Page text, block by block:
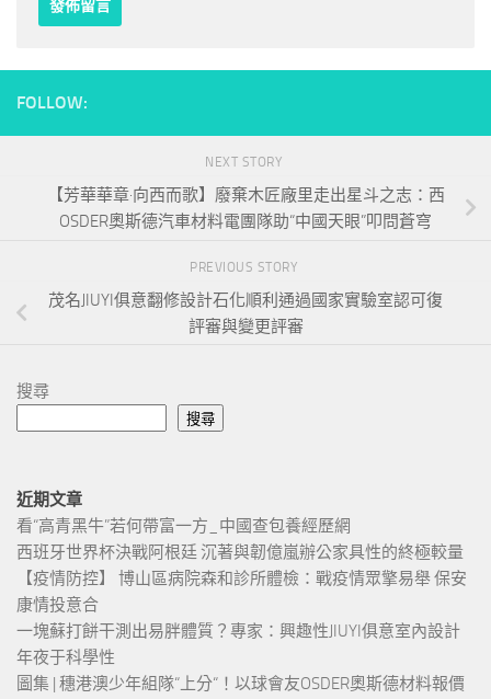
FOLLOW:
NEXT STORY
【芳華華章·向西而歌】廢棄木匠廠里走出星斗之志：西
OSDER奧斯德汽車材料電團隊助“中國天眼”叩問蒼穹
PREVIOUS STORY
茂名JIUYI俱意翻修設計石化順利通過國家實驗室認可復
評審與變更評審
搜尋
搜尋
近期文章
看“高青黑牛”若何帶富一方_中國查包養經歷網
西班牙世界杯決戰阿根廷 沉著與韌億嵐辦公家具性的終極較量
【疫情防控】 博山區病院森和診所體檢：戰疫情眾擎易舉 保安
康情投意合
一塊蘇打餅干測出易胖體質？專家：興趣性JIUYI俱意室內設計
年夜于科學性
圖集 | 穗港澳少年組隊“上分“！以球會友OSDER奧斯德材料報價